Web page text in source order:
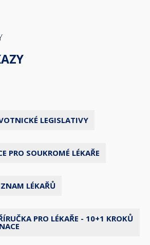
LEGISLATIVY
PRO SOUKROMÉ LÉKAŘE
LÉKAŘŮ
PRO LÉKAŘE - 10+1 KROKŮ